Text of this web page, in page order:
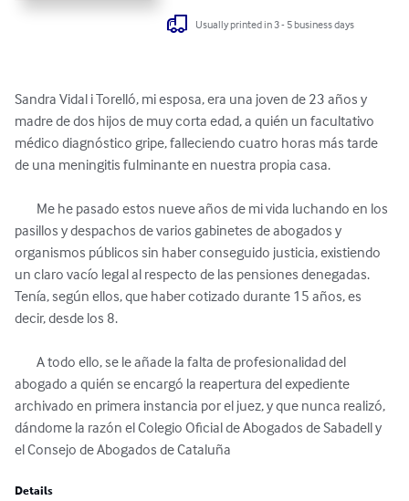
Usually printed in 3 - 5 business days
Sandra Vidal i Torelló, mi esposa, era una joven de 23 años y
madre de dos hijos de muy corta edad, a quién un facultativo
médico diagnóstico gripe, falleciendo cuatro horas más tarde
de una meningitis fulminante en nuestra propia casa.
pasillos y despachos de varios gabinetes de abogados y
organismos públicos sin haber conseguido justicia, existiendo
un claro vacío legal al respecto de las pensiones denegadas.
Tenía, según ellos, que haber cotizado durante 15 años, es
decir, desde los 8.
abogado a quién se encargó la reapertura del expediente
archivado en primera instancia por el juez, y que nunca realizó,
dándome la razón el Colegio Oficial de Abogados de Sabadell y
el Consejo de Abogados de Cataluña
Details